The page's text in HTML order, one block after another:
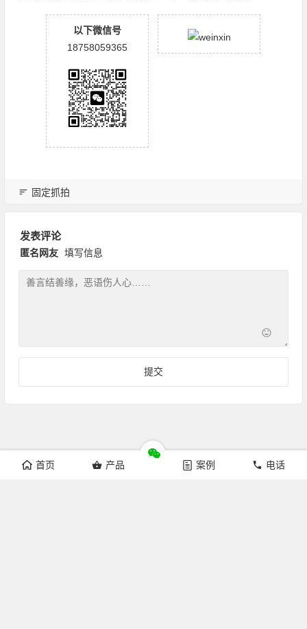
以下微信号
18758059365
固定抓拍
发表评论
匿名网友 填写信息
首页 产品 案例 电话